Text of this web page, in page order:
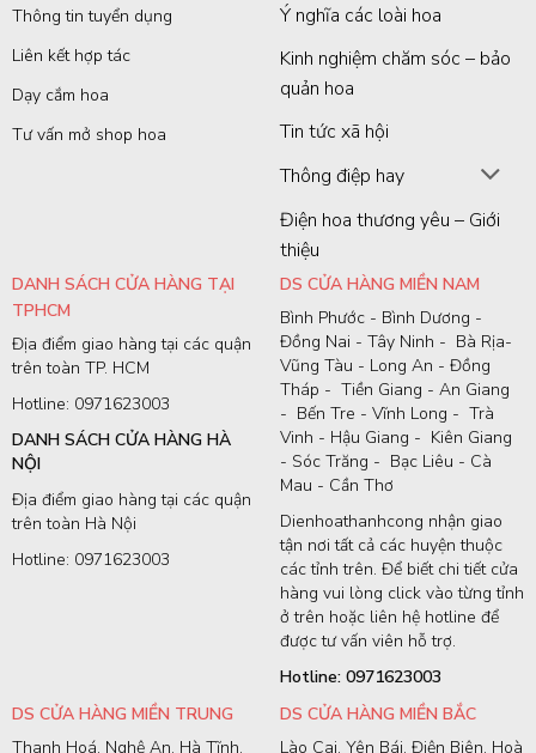
Thông tin tuyển dụng
Liên kết hợp tác
Dạy cắm hoa
Tư vấn mở shop hoa
Ý nghĩa các loài hoa
Kinh nghiệm chăm sóc – bảo
quản hoa
Tin tức xã hội
Thông điệp hay
Điện hoa thương yêu – Giới
thiệu
DANH SÁCH CỬA HÀNG TẠI
TPHCM
Địa điểm giao hàng tại các quận
trên toàn TP. HCM
Hotline: 0971623003
DANH SÁCH CỬA HÀNG HÀ
NỘI
Địa điểm giao hàng tại các quận
trên toàn Hà Nội
Hotline: 0971623003
DS CỬA HÀNG MIỀN NAM
Bình Phước - Bình Dương -
Đồng Nai - Tây Ninh - Bà Rịa-
Vũng Tàu - Long An - Đồng
Tháp - Tiền Giang - An Giang
- Bến Tre - Vĩnh Long - Trà
Vinh - Hậu Giang - Kiên Giang
- Sóc Trăng - Bạc Liêu - Cà
Mau - Cần Thơ
Dienhoathanhcong nhận giao
tận nơi tất cả các huyện thuộc
các tỉnh trên. Để biết chi tiết cửa
hàng vui lòng click vào từng tỉnh
ở trên hoặc liên hệ hotline để
được tư vấn viên hỗ trợ.
Hotline: 0971623003
DS CỬA HÀNG MIỀN TRUNG
Thanh Hoá, Nghệ An, Hà Tĩnh,
DS CỬA HÀNG MIỀN BẮC
Lào Cai, Yên Bái, Điện Biên, Hoà